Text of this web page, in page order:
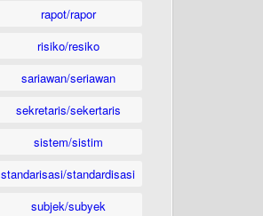
rapot/rapor
risiko/resiko
sariawan/seriawan
sekretaris/sekertaris
sistem/sistim
standarisasi/standardisasi
subjek/subyek